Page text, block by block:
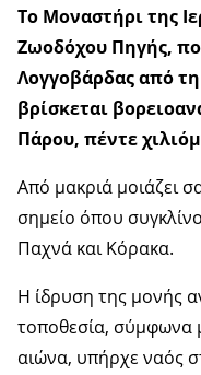
Το Μοναστήρι της
Ζωοδόχου Πηγής,
Λογγοβάρδας από
βρίσκεται
Πάρου, πέντε
Από μακριά μοιάζει
σημείο όπου
Παχνά και Κόρακα.
Η ίδρυση της μονής
τοποθεσία, σύμφωνα
αιώνα, υπήρχε ναός